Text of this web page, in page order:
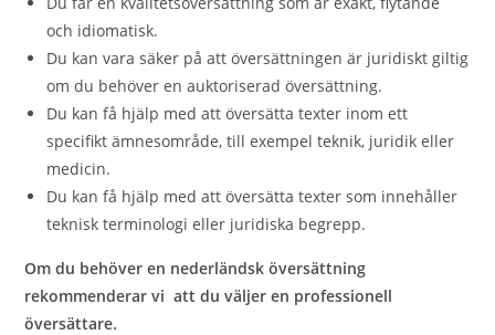
och idiomatisk.
Du kan vara säker på att översättningen är juridiskt giltig
om du behöver en auktoriserad översättning.
Du kan få hjälp med att översätta texter inom ett
specifikt ämnesområde, till exempel teknik, juridik eller
medicin.
Du kan få hjälp med att översätta texter som innehåller
teknisk terminologi eller juridiska begrepp.
Om du behöver en nederländsk översättning
rekommenderar vi att du väljer en professionell
översättare.